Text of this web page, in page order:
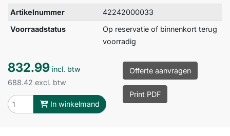
Artikelnummer
42242000033
Voorraadstatus
Op reservatie of binnenkort terug
voorradig
832.99 incl. btw
688.42 excl. btw
In winkelmand
Offerte aanvragen
Print PDF